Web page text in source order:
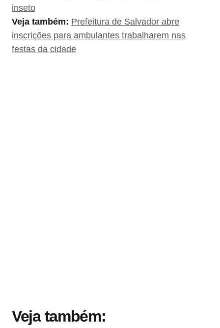
inseto
Veja também: Prefeitura de Salvador abre
inscrições para ambulantes trabalharem nas
festas da cidade
Veja também: